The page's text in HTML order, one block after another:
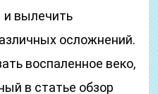
вылечить
осложнений.
воспаленное веко,
в статье обзор